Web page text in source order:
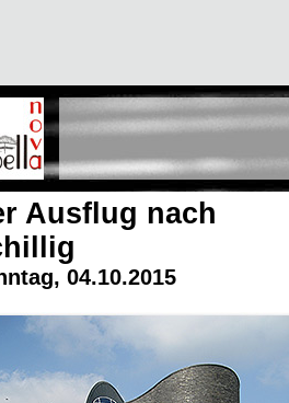
Ausflug nach
04.10.2015